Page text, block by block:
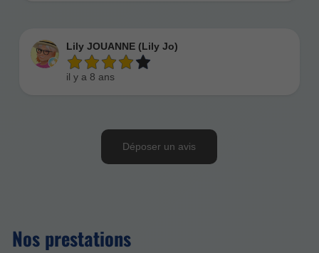
Nos prestations